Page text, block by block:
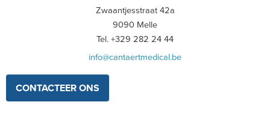
Zwaantjesstraat 42a
9090 Melle
Tel. +329 282 24 44
info@cantaertmedical.be
CONTACTEER ONS